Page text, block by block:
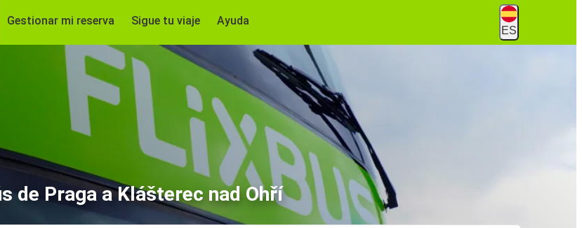
Gestionar mi reserva Sigue tu viaje Ayuda
ES
de Praga a Klášterec nad Ohří